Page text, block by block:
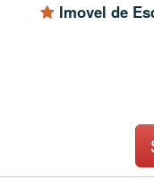
Imovel de